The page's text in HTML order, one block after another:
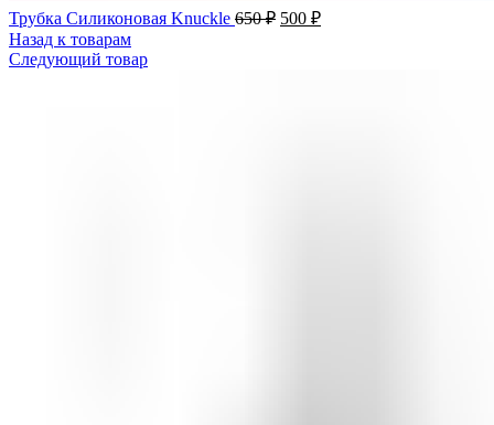
Трубка Силиконовая Knuckle 650₽ 500 ₽
Назад к товарам
Следующий товар